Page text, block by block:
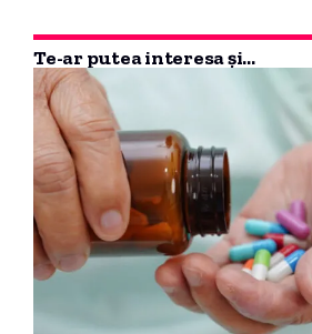
Te-ar putea interesa și...